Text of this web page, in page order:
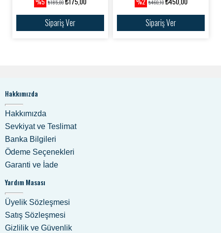
₺185,00
Sipariş Ver
₺460,10
Sipariş Ver
Hakkımızda
Hakkımızda
Sevkiyat ve Teslimat
Banka Bilgileri
Ödeme Seçenekleri
Garanti ve İade
Yardım Masası
Üyelik Sözleşmesi
Satış Sözleşmesi
Gizlilik ve Güvenlik